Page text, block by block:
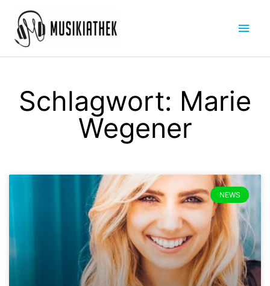
Inhalt
springen
Schlagwort: Marie
Wegener
NEWS